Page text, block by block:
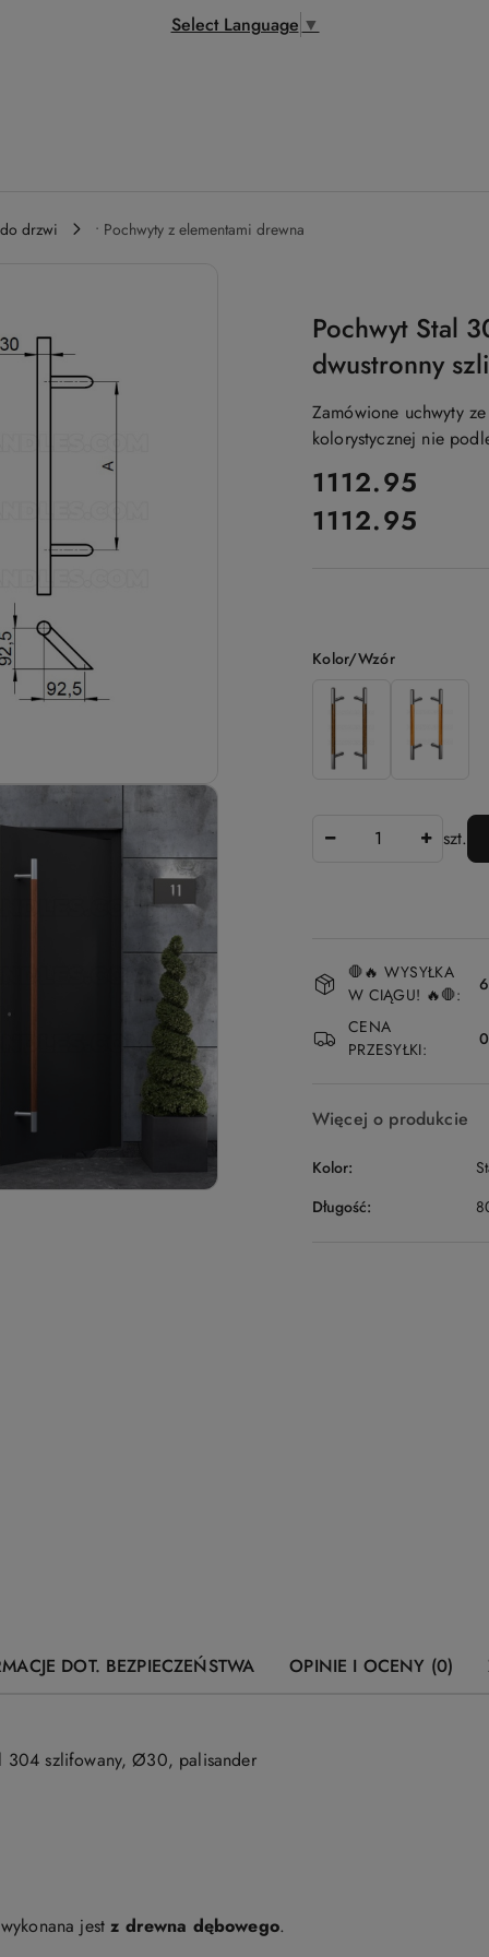
Select Language ▼
drzwi • Pochwyty z elementami drewna
Pochwyt Stal
dwustronny
Zamówione uchwyty
kolorystycznej nie
cena:
1112.95
Cena:
1112.95
Wariant
Kolor/Wzór
szt.
Dostępność
i
dostawa
🛑🔥 WYSYŁKA
W CIĄGU! 🔥🛑:
CENA
PRZESYŁKI:
Więcej o produkcie
Kolor:
Długość:
DOT. BEZPIECZEŃSTWA OPINIE I OCENY (0)
304 szlifowany, Ø30, palisander
wykonana jestz drewna dębowego.